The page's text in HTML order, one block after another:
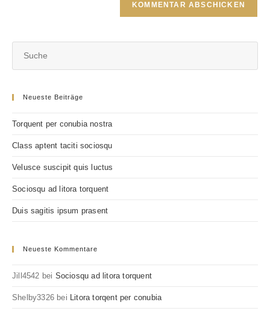
Neueste Beiträge
Torquent per conubia nostra
Class aptent taciti sociosqu
Velusce suscipit quis luctus
Sociosqu ad litora torquent
Duis sagitis ipsum prasent
Neueste Kommentare
Jill4542 bei Sociosqu ad litora torquent
Shelby3326 bei Litora torqent per conubia